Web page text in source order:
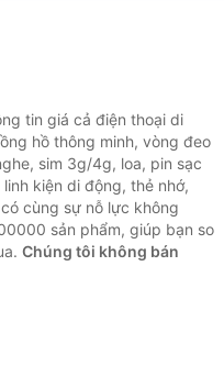
tin giá cả điện thoại di
hồ thông minh, vòng đeo
sim 3g/4g, loa, pin sạc
kiện di động, thẻ nhớ,
cùng sự nỗ lực không
sản phẩm, giúp bạn so
Chúng tôi không bán